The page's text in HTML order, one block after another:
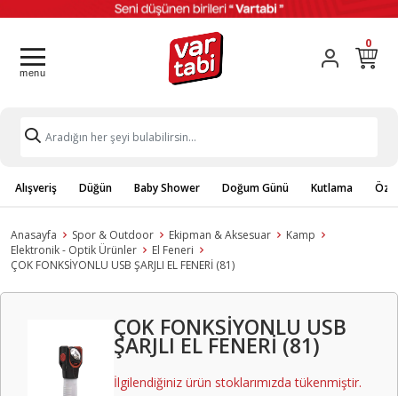
0
Alışveriş Düğün Baby Shower Doğum Günü Kutlama
Anasayfa Spor & Outdoor Ekipman & Aksesuar
Kamp
Elektronik - Optik Ürünler
El Feneri
ÇOK FONKSİYONLU USB ŞARJLI EL FENERİ (81)
ÇOK FONKSİYONLU USB
ŞARJLI EL FENERİ (81)
İlgilendiğiniz ürün stoklarımızda tükenmiştir.